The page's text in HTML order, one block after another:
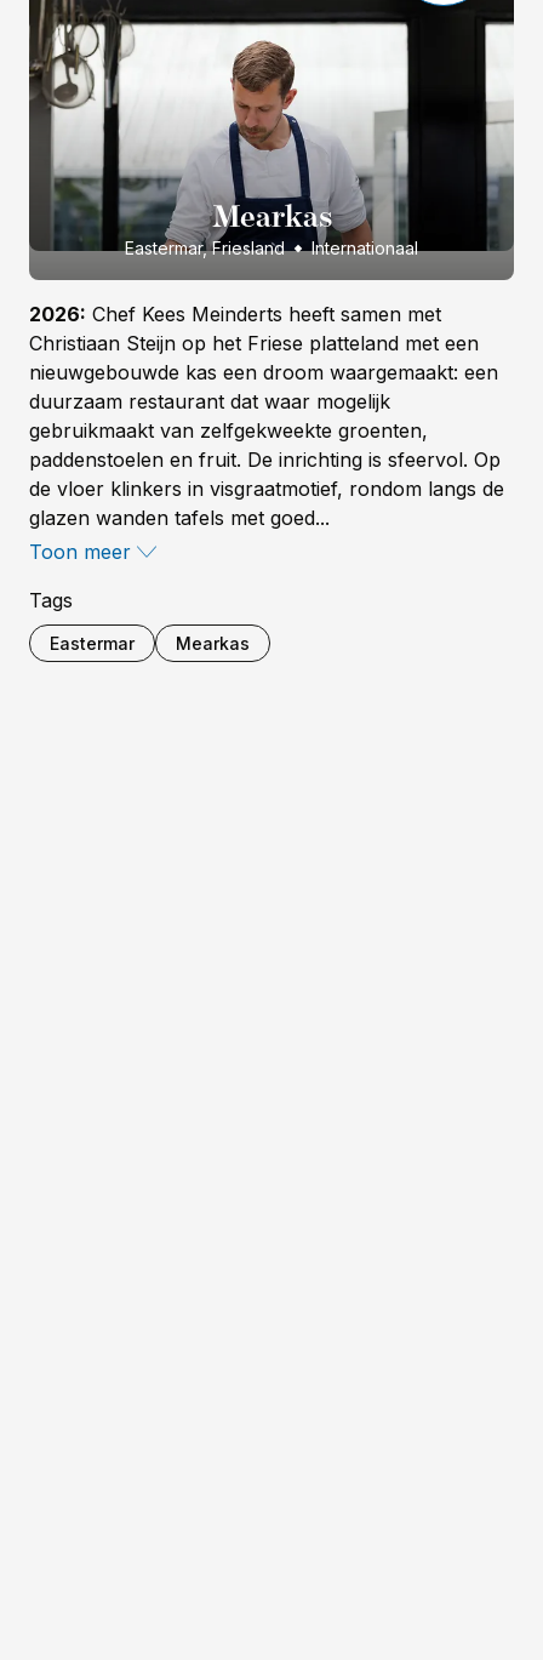
Mearkas
Eastermar, Friesland Internationaal
2026: Chef Kees Meinderts heeft samen met
Christiaan Steijn op het Friese platteland met een
nieuwgebouwde kas een droom waargemaakt: een
duurzaam restaurant dat waar mogelijk
gebruikmaakt van zelfgekweekte groenten,
paddenstoelen en fruit. De inrichting is sfeervol. Op
de vloer klinkers in visgraatmotief, rondom langs de
glazen wanden tafels met goed...
Toon meer
Tags
Eastermar Mearkas